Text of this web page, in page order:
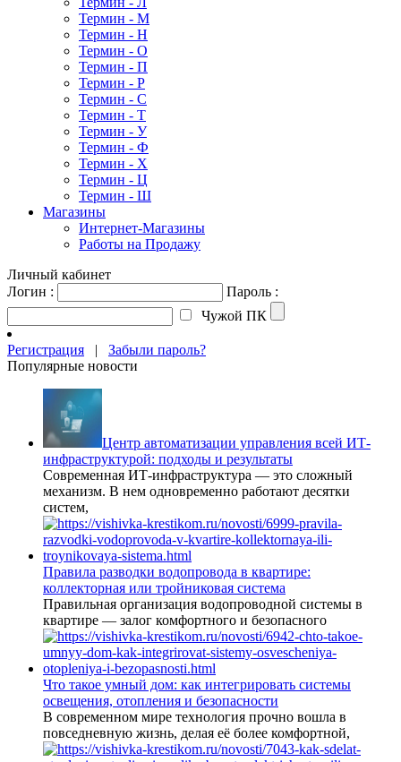
Термин - М
Термин - Н
Термин - О
Термин - П
Термин - Р
Термин - С
Термин - Т
Термин - У
Термин - Ф
Термин - Х
Термин - Ц
Термин - Ш
Магазины
Интернет-Магазины
Работы на Продажу
Личный кабинет
Логин :
Пароль :
Чужой ПК
Регистрация | Забыли пароль?
Популярные новости
Центр автоматизации управления всей ИТ-
инфраструктурой: подходы и результаты
Современная ИТ-инфраструктура — это сложный
механизм. В нем одновременно работают десятки
систем,
Правила разводки водопровода в квартире:
коллекторная или тройниковая система
Правильная организация водопроводной системы в
квартире — залог комфортного и безопасного
Что такое умный дом: как интегрировать системы
освещения, отопления и безопасности
В современном мире технология прочно вошла в
повседневную жизнь, делая её более комфортной,